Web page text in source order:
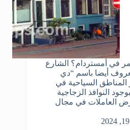
في أمستردام؟ الشارع
أيضا باسم “دي
المناطق السياحية في
النوافذ الزجاجية
العاملات في مجال